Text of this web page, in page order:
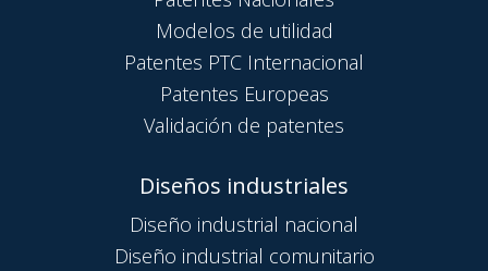
Modelos de utilidad
Patentes PTC Internacional
Patentes Europeas
Validación de patentes
Diseños industriales
Diseño industrial nacional
Diseño industrial comunitario